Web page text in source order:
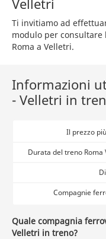
Velletri
Ti invitiamo ad
modulo per
Roma a Velletri.
Informazioni
- Velletri in
Il prezzo
Durata del treno Roma
Compagnie
Quale compagnia
Velletri in treno?